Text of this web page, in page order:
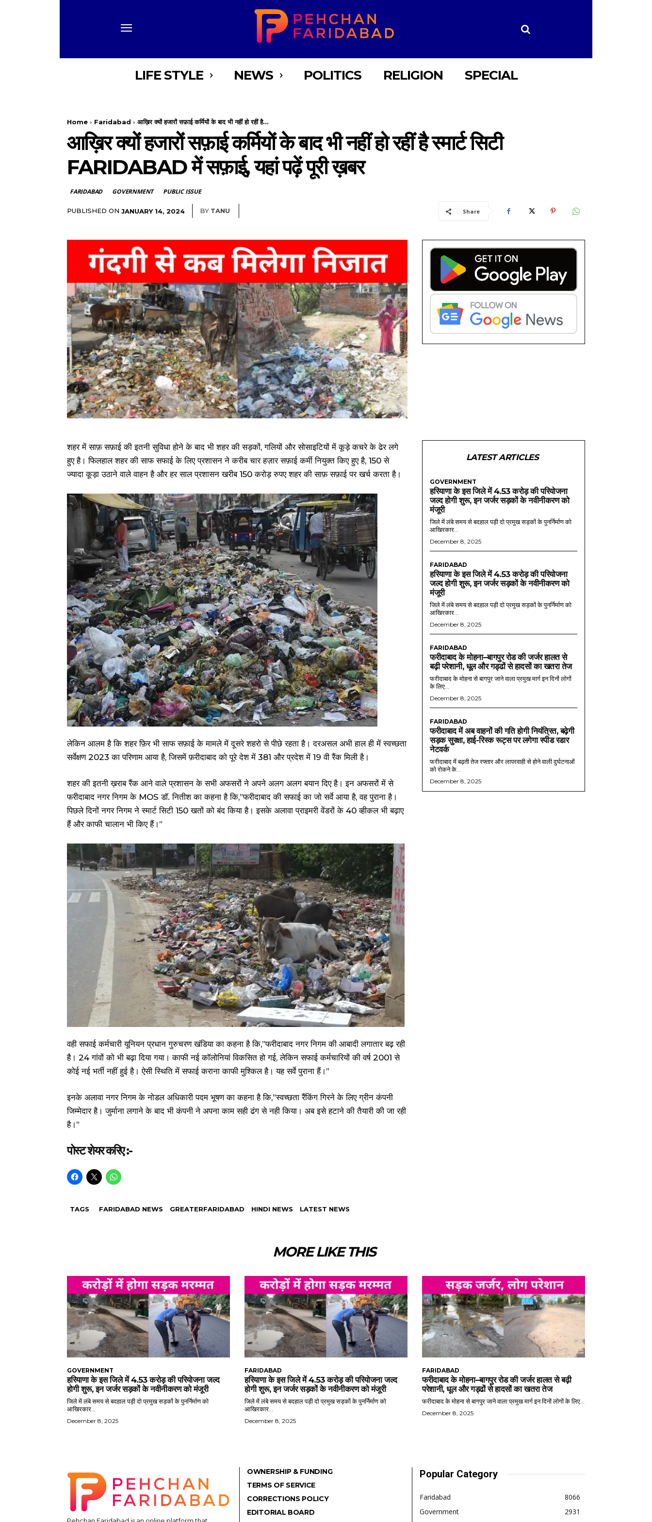
LIFE STYLE NEWS POLITICS RELIGION SPECIAL
Home Faridabad आख़िर क्यों हजारों सफ़ाई कर्मियों के बाद भी नहीं हो रहीं है...
आख़िर क्यों हजारों सफ़ाई कर्मियों के बाद भी नहीं हो रहीं है स्मार्ट सिटी
FARIDABAD में सफ़ाई, यहां पढ़ें पूरी ख़बर
FARIDABAD GOVERNMENT PUBLIC ISSUE
PUBLISHED ON JANUARY 14, 2024 BY TANU Share
शहर में साफ़ सफ़ाई की इतनी सुविधा होने के बाद भी शहर की सड़कों, गलियों और सोसाइटियों में कूड़े कचरे के ढेर लगे
हुए है। फिलहाल शहर की साफ सफाई के लिए प्रशासन ने करीब चार हज़ार सफ़ाई कर्मी नियुक्त किए हुए है, 150 से
ज्यादा कूड़ा उठाने वाले वाहन है और हर साल प्रशासन खरीब 150 करोड़ रुपए शहर की साफ़ सफ़ाई पर खर्च करता है।
लेकिन आलम है कि शहर फ़िर भी साफ सफ़ाई के मामले में दूसरे शहरो से पीछे रहता है। दरअसल अभी हाल ही में स्वच्छता
सर्वेक्षण 2023 का परिणाम आया है, जिसमें फ़रीदाबाद को पूरे देश में 381 और प्रदेश में 19 वी रैंक मिली है।
शहर की इतनी ख़राब रैंक आने वाले प्रशासन के सभी अफसरों ने अपने अलग अलग बयान दिए है। इन अफसरों में से
फरीदाबाद नगर निगम के MOS डॉ. नितीश का कहना है कि,”फरीदाबाद की सफाई का जो सर्वे आया है, वह पुराना है।
पिछले दिनों नगर निगम ने स्मार्ट सिटी 150 खतों को बंद किया है। इसके अलावा प्राइमरी वेंडरों के 40 व्हीकल भी बढ़ाए
हैं और काफी चालान भी किए हैं।”
वही सफाई कर्मचारी यूनियन प्रधान गुरुचरण खंडिया का कहना है कि,”फरीदाबाद नगर निगम की आबादी लगातार बढ़ रही
है। 24 गांवों को भी बढ़ा दिया गया। काफी नई कॉलोनियां विकसित हो गई, लेकिन सफाई कर्मचारियों की वर्ष 2001 से
कोई नई भर्ती नहीं हुई है। ऐसी स्थिति में सफाई कराना काफी मुश्किल है। यह सर्वे पुराना हैं।”
इनके अलावा नगर निगम के नोडल अधिकारी पदम भूषण का कहना है कि,”स्वच्छता रैंकिंग गिरने के लिए ग्रीन कंपनी
जिम्मेदार है। जुर्माना लगाने के बाद भी कंपनी ने अपना काम सही ढंग से नही किया। अब इसे हटाने की तैयारी की जा रही
है।”
पोस्ट शेयर करिए :-
TAGS FARIDABAD NEWS GREATERFARIDABAD HINDI NEWS LATEST NEWS
LATEST ARTICLES
GOVERNMENT
हरियाणा के इस जिले में 4.53 करोड़ की परियोजना
जल्द होगी शुरू, इन जर्जर सड़कों के नवीनीकरण को
मंजूरी
जिले में लंबे समय से बदहाल पड़ी दो प्रमुख सड़कों के पुनर्निर्माण को
आखिरकार...
December 8, 2025
FARIDABAD
हरियाणा के इस जिले में 4.53 करोड़ की परियोजना
जल्द होगी शुरू, इन जर्जर सड़कों के नवीनीकरण को
मंजूरी
जिले में लंबे समय से बदहाल पड़ी दो प्रमुख सड़कों के पुनर्निर्माण को
आखिरकार...
December 8, 2025
FARIDABAD
फरीदाबाद के मोहना–बागपुर रोड की जर्जर हालत से
बढ़ी परेशानी, धूल और गड्ढों से हादसों का खतरा तेज
फरीदाबाद के मोहना से बागपुर जाने वाला प्रमुख मार्ग इन दिनों लोगों
के लिए...
December 8, 2025
FARIDABAD
फरीदाबाद में अब वाहनों की गति होगी नियंत्रित, बढ़ेगी
सड़क सुरक्षा, हाई-रिस्क रूट्स पर लगेगा स्पीड रडार
नेटवर्क
फरीदाबाद में बढ़ती तेज रफ्तार और लापरवाही से होने वाली दुर्घटनाओं
को रोकने के...
December 8, 2025
MORE LIKE THIS
GOVERNMENT
हरियाणा के इस जिले में 4.53 करोड़ की परियोजना जल्द
होगी शुरू, इन जर्जर सड़कों के नवीनीकरण को मंजूरी
जिले में लंबे समय से बदहाल पड़ी दो प्रमुख सड़कों के पुनर्निर्माण को
आखिरकार...
December 8, 2025
FARIDABAD
हरियाणा के इस जिले में 4.53 करोड़ की परियोजना जल्द
होगी शुरू, इन जर्जर सड़कों के नवीनीकरण को मंजूरी
जिले में लंबे समय से बदहाल पड़ी दो प्रमुख सड़कों के पुनर्निर्माण को
आखिरकार...
December 8, 2025
FARIDABAD
फरीदाबाद के मोहना–बागपुर रोड की जर्जर हालत से बढ़ी
परेशानी, धूल और गड्ढों से हादसों का खतरा तेज
फरीदाबाद के मोहना से बागपुर जाने वाला प्रमुख मार्ग इन दिनों लोगों के लिए...
December 8, 2025
OWNERSHIP & FUNDING
TERMS OF SERVICE
CORRECTIONS POLICY
EDITORIAL BOARD
Popular Category
Faridabad
8066
Government
2931